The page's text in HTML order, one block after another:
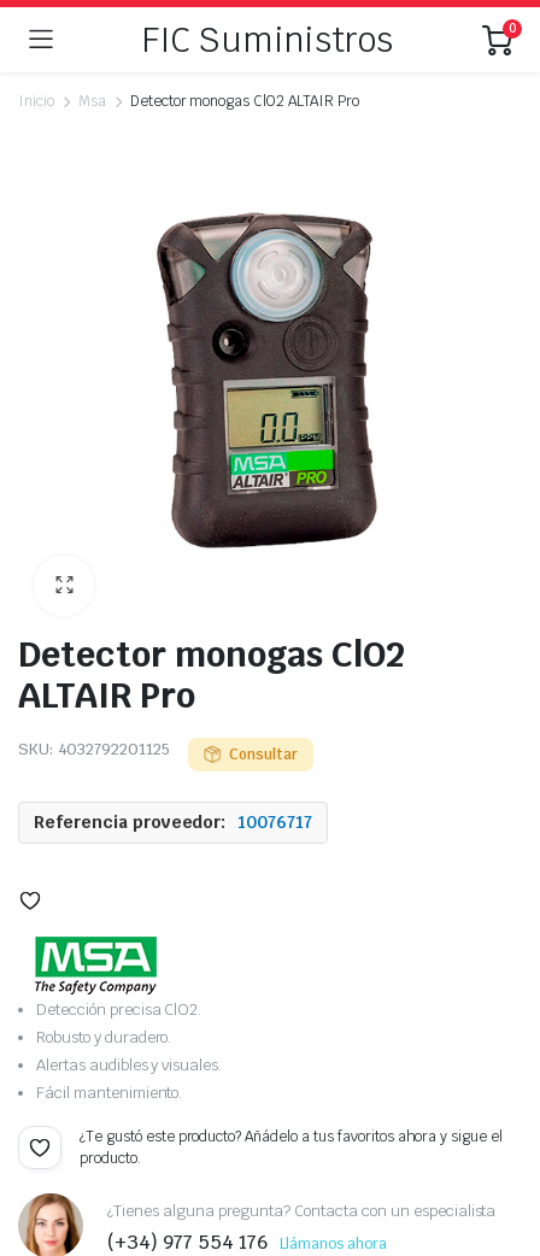
FIC Suministros 0
Inicio Msa Detector monogas ClO2 ALTAIR Pro
Detector monogas ClO2
ALTAIR Pro
SKU: 4032792201125 Consultar
Referencia proveedor: 10076717
Detección precisa ClO2.
Robusto y duradero.
Alertas audibles y visuales.
Fácil mantenimiento.
¿Te gustó este producto? Añádelo a tus favoritos ahora y sigue el
producto.
¿Tienes alguna pregunta? Contacta con un especialista
(+34) 977 554 176 Llámanos ahora